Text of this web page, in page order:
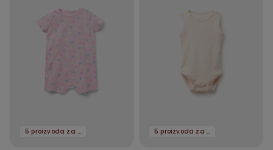
5 proizvoda za -70% 5 proizvoda za -70%